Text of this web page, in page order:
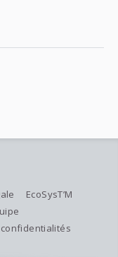
EcoSysT’M